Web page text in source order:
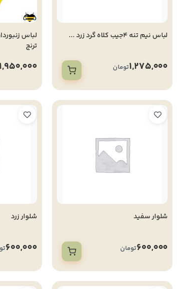
لباس نیم تنه 4جیب کلاه گرد زرد ...
1,275,000تومان
ترنج
1,950,000
شلوار سفید
600,000تومان
شلوار زرد
600,000